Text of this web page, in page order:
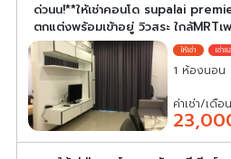
ด่วนน!**ให้เช่าคอนโด supalai
ตกแต่งพร้อมเข้าอยู่ วิวสระ ใกล้MRT
1 ห้องนอน
ค่าเช่า/เดือน